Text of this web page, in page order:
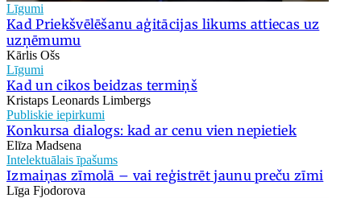
Līgumi
Kad Priekšvēlēšanu aģitācijas likums attiecas uz
uzņēmumu
Kārlis Ošs
Līgumi
Kad un cikos beidzas termiņš
Kristaps Leonards Limbergs
Publiskie iepirkumi
Konkursa dialogs: kad ar cenu vien nepietiek
Elīza Madsena
Intelektuālais īpašums
Izmaiņas zīmolā – vai reģistrēt jaunu preču zīmi
Līga Fjodorova